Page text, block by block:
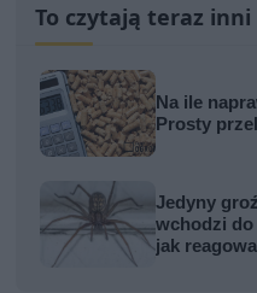
To czytają teraz inni
Na ile
Prosty
Jedyny
wchodzi do
jak